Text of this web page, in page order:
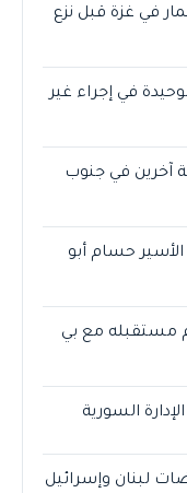
في غزة قبل نزع
في إجراء غير
آخرين في جنوب
حسام أبو
مستقبله مع بي
السورية
لبنان وإسرائيل